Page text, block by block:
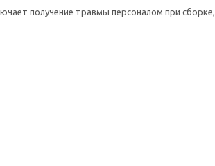
получение травмы персоналом при сборке,